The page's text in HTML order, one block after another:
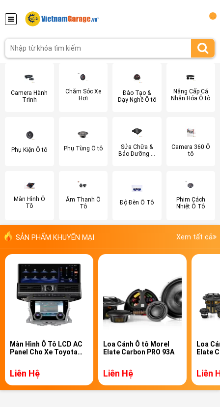
Camera Hành
Trình
Chăm Sóc Xe
Hơi
Đào Tạo &
Dạy Nghề Ô tô
Nâng Cấp Cá
Nhân Hóa Ô tô
Phụ Kiện Ô tô Phụ Tùng Ô tô
Sửa Chữa &
Bảo Dưỡng Ô
Camera 360 Ô
tô
Màn Hình Ô
Tô
Âm Thanh Ô
Tô
Độ Đèn Ô Tô
Phim Cách
Nhiệt Ô Tô
SẢN PHẨM KHUYẾN MẠI Xem tất cả
Màn Hình Ô Tô LCD AC
Panel Cho Xe Toyota
Liên Hệ
Loa Cánh Ô tô Morel
Elate Carbon PRO 93A
Liên Hệ
Loa
Elate
Liên